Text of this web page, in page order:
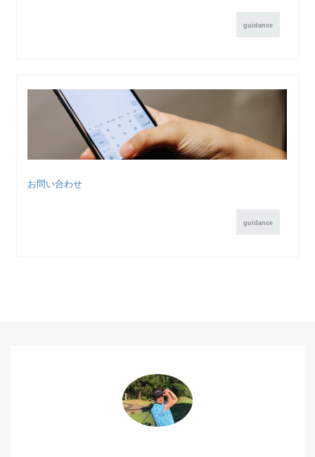
guidance
お問い合わせ
guidance